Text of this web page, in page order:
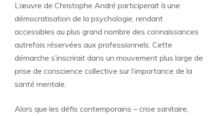
L’œuvre de Christophe André participerait à une
démocratisation de la psychologie, rendant
accessibles au plus grand nombre des connaissances
autrefois réservées aux professionnels. Cette
démarche s’inscrirait dans un mouvement plus large de
prise de conscience collective sur l’importance de la
santé mentale.
Alors que les défis contemporains – crise sanitaire,